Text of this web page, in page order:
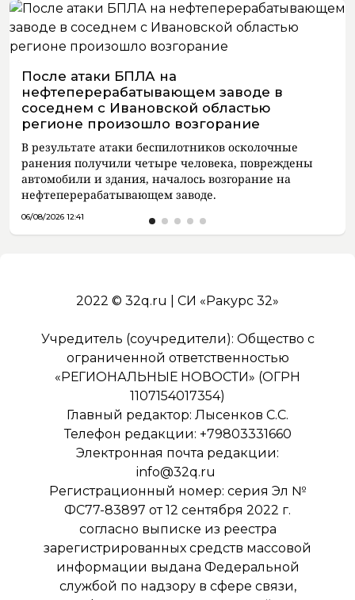
После атаки БПЛА на
нефтеперерабатывающем заводе в
соседнем с Ивановской областью
регионе произошло возгорание
В результате атаки беспилотников осколочные
ранения получили четыре человека, повреждены
автомобили и здания, началось возгорание на
нефтеперерабатывающем заводе.
06/08/2026 12:41
2022 © 32q.ru | СИ «Ракурс 32»
Учредитель (соучредители): Общество с
ограниченной ответственностью
«РЕГИОНАЛЬНЫЕ НОВОСТИ» (ОГРН
1107154017354)
Главный редактор: Лысенков С.С.
Телефон редакции: +79803331660
Электронная почта редакции:
info@32q.ru
Регистрационный номер: серия Эл №
ФС77-83897 от 12 сентября 2022 г.
согласно выписке из реестра
зарегистрированных средств массовой
информации выдана Федеральной
службой по надзору в сфере связи,